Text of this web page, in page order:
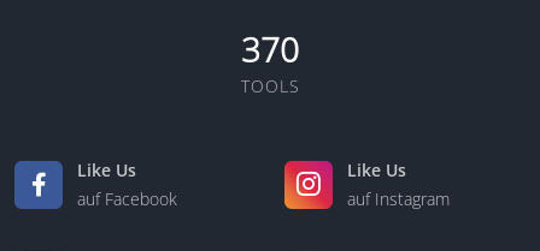
370
TOOLS
Like Us
auf Facebook
Like Us
auf Instagram